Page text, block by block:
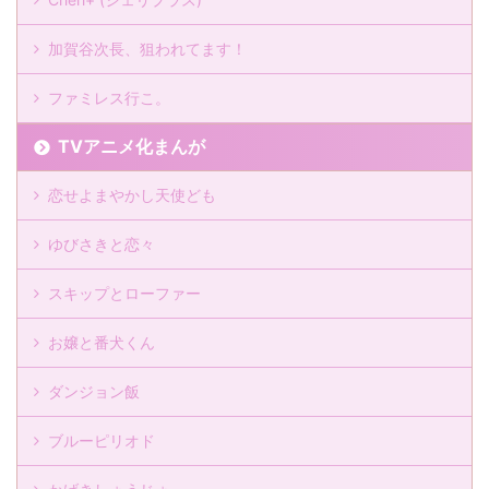
加賀谷次長、狙われてます！
ファミレス行こ。
TVアニメ化まんが
恋せよまやかし天使ども
ゆびさきと恋々
スキップとローファー
お嬢と番犬くん
ダンジョン飯
ブルーピリオド